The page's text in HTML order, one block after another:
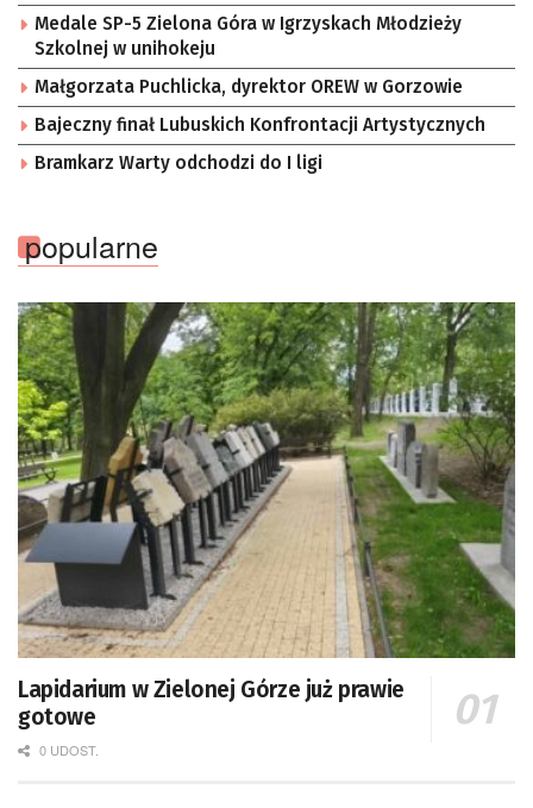
Medale SP-5 Zielona Góra w Igrzyskach Młodzieży
Szkolnej w unihokeju
Małgorzata Puchlicka, dyrektor OREW w Gorzowie
Bajeczny finał Lubuskich Konfrontacji Artystycznych
Bramkarz Warty odchodzi do I ligi
popularne
Lapidarium w Zielonej Górze już prawie
gotowe
0 UDOST.